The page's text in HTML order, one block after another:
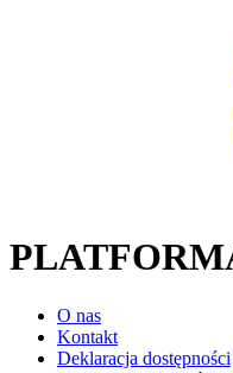
O nas
Kontakt
Deklaracja dostępności